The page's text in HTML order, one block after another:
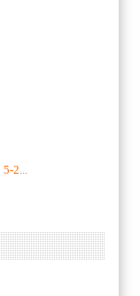
2...